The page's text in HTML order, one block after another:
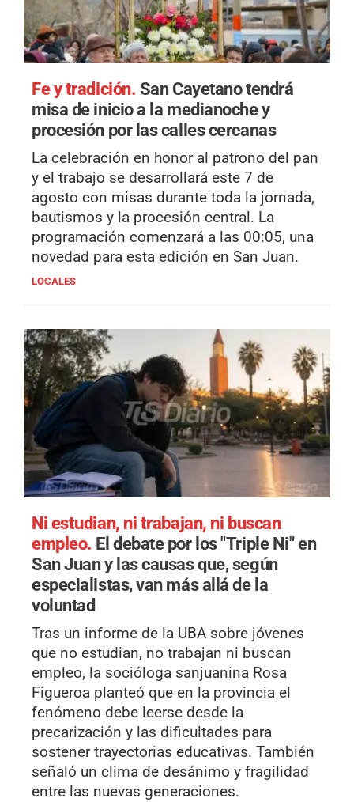
Fe y tradición. San Cayetano tendrá
misa de inicio a la medianoche y
procesión por las calles cercanas
La celebración en honor al patrono del pan
y el trabajo se desarrollará este 7 de
agosto con misas durante toda la jornada,
bautismos y la procesión central. La
programación comenzará a las 00:05, una
novedad para esta edición en San Juan.
LOCALES
Ni estudian, ni trabajan, ni buscan
empleo. El debate por los "Triple Ni" en
San Juan y las causas que, según
especialistas, van más allá de la
voluntad
Tras un informe de la UBA sobre jóvenes
que no estudian, no trabajan ni buscan
empleo, la socióloga sanjuanina Rosa
Figueroa planteó que en la provincia el
fenómeno debe leerse desde la
precarización y las dificultades para
sostener trayectorias educativas. También
señaló un clima de desánimo y fragilidad
entre las nuevas generaciones.